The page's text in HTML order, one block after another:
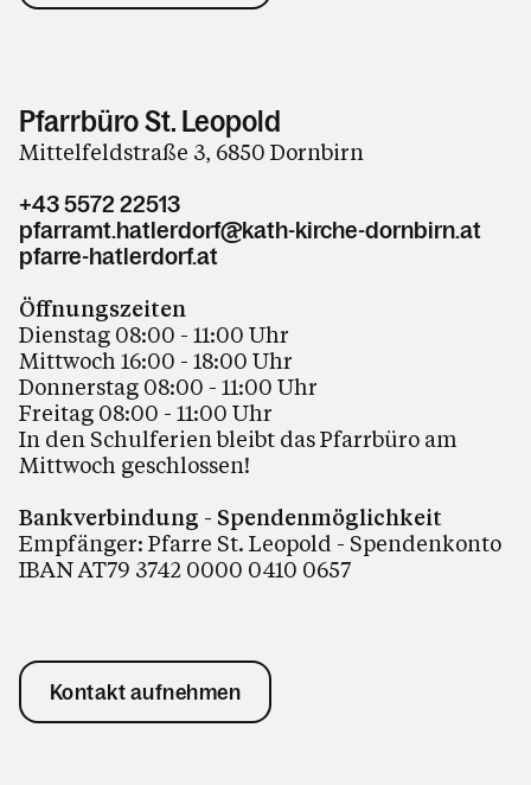
Pfarrbüro St. Leopold
Mittelfeldstraße 3, 6850 Dornbirn
+43 5572 22513
pfarramt.hatlerdorf@kath-kirche-dornbirn.at
pfarre-hatlerdorf.at
Öffnungszeiten
Dienstag 08:00 - 11:00 Uhr
Mittwoch 16:00 - 18:00 Uhr
Donnerstag 08:00 - 11:00 Uhr
Freitag 08:00 - 11:00 Uhr
In den Schulferien bleibt das Pfarrbüro am
Mittwoch geschlossen!
Bankverbindung - Spendenmöglichkeit
Empfänger: Pfarre St. Leopold - Spendenkonto
IBAN AT79 3742 0000 0410 0657
Kontakt aufnehmen